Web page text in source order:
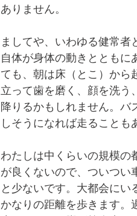
ありません。
ましてや、いわゆる健常
自体が身体の動きとともに
ても、朝は床（とこ）から
立って歯を磨く、顔を洗う
降りるかもしれません。バ
しそうになれば走ることも
わたしは中くらいの規模の
が良くないので、ついつい
と少ないです。大都会にい
かなりの距離を歩きます。